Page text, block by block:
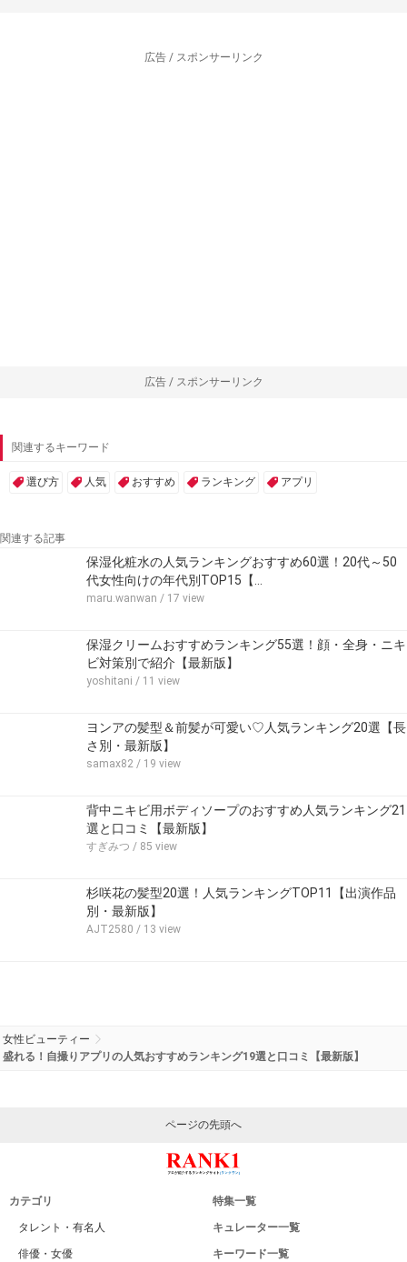
広告 / スポンサーリンク
広告 / スポンサーリンク
関連するキーワード
選び方 人気 おすすめ ランキング アプリ
関連する記事
保湿化粧水の人気ランキングおすすめ60選！20代～50
代女性向けの年代別TOP15【…
maru.wanwan / 17 view
保湿クリームおすすめランキング55選！顔・全身・ニキ
ビ対策別で紹介【最新版】
yoshitani / 11 view
ヨンアの髪型＆前髪が可愛い♡人気ランキング20選【長
さ別・最新版】
samax82 / 19 view
背中ニキビ用ボディソープのおすすめ人気ランキング21
選と口コミ【最新版】
すぎみつ / 85 view
杉咲花の髪型20選！人気ランキングTOP11【出演作品
別・最新版】
AJT2580 / 13 view
女性ビューティー
盛れる！自撮りアプリの人気おすすめランキング19選と口コミ【最新版】
ページの先頭へ
カテゴリ
タレント・有名人
俳優・女優
特集一覧
キュレーター一覧
キーワード一覧